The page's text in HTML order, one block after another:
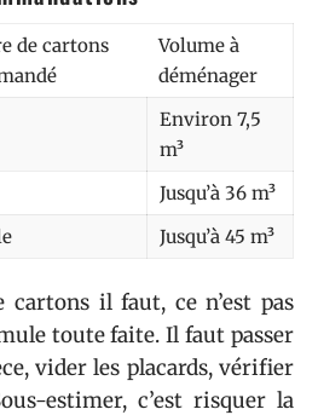
de cartons
Volume à
déménager
Environ 7,5
m³
Jusqu’à 36 m³
Jusqu’à 45 m³
cartons il faut, ce n’est pas
toute faite. Il faut passer
vider les placards, vérifier
estimer, c’est risquer la